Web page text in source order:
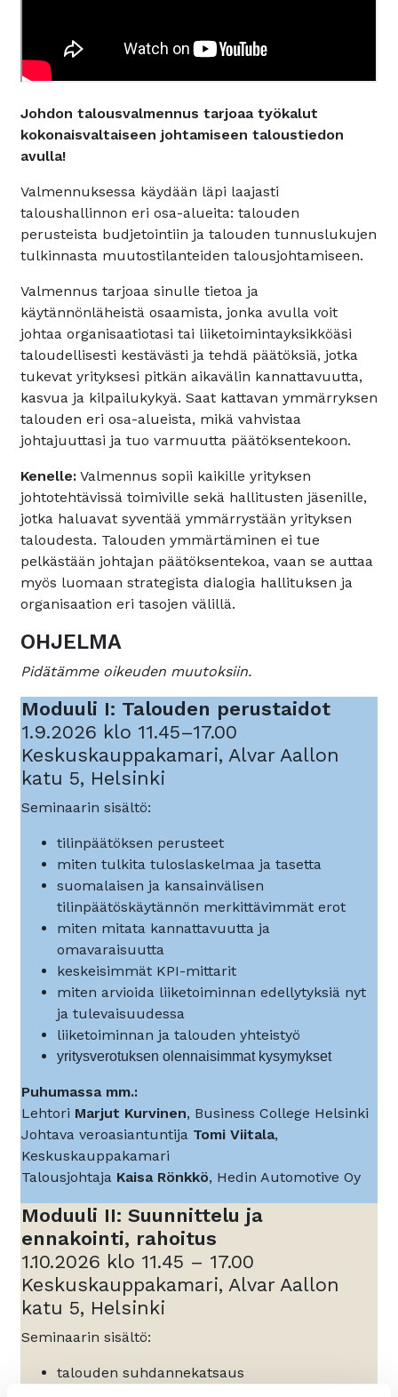
Johdon talousvalmennus tarjoaa työkalut
kokonaisvaltaiseen johtamiseen taloustiedon
avulla!
Valmennuksessa käydään läpi laajasti
taloushallinnon eri osa-alueita: talouden
perusteista budjetointiin ja talouden tunnuslukujen
tulkinnasta muutostilanteiden talousjohtamiseen.
Valmennus tarjoaa sinulle tietoa ja
käytännönläheistä osaamista, jonka avulla voit
johtaa organisaatiotasi tai liiketoimintayksikköäsi
taloudellisesti kestävästi ja tehdä päätöksiä, jotka
tukevat yrityksesi pitkän aikavälin kannattavuutta,
kasvua ja kilpailukykyä. Saat kattavan ymmärryksen
talouden eri osa-alueista, mikä vahvistaa
johtajuuttasi ja tuo varmuutta päätöksentekoon.
Kenelle: Valmennus sopii kaikille yrityksen
johtotehtävissä toimiville sekä hallitusten jäsenille,
jotka haluavat syventää ymmärrystään yrityksen
taloudesta. Talouden ymmärtäminen ei tue
pelkästään johtajan päätöksentekoa, vaan se auttaa
myös luomaan strategista dialogia hallituksen ja
organisaation eri tasojen välillä.
OHJELMA
Pidätämme oikeuden muutoksiin.
Moduuli I: Talouden perustaidot
1.9.2026 klo 11.45–17.00
Keskuskauppakamari, Alvar Aallon
katu 5, Helsinki
Seminaarin sisältö:
tilinpäätöksen perusteet
miten tulkita tuloslaskelmaa ja tasetta
suomalaisen ja kansainvälisen
tilinpäätöskäytännön merkittävimmät erot
miten mitata kannattavuutta ja
omavaraisuutta
keskeisimmät KPI-mittarit
miten arvioida liiketoiminnan edellytyksiä nyt
ja tulevaisuudessa
liiketoiminnan ja talouden yhteistyö
yritysverotuksen olennaisimmat kysymykset
Puhumassa mm.:
Lehtori Marjut Kurvinen, Business College Helsinki
Johtava veroasiantuntija Tomi Viitala,
Keskuskauppakamari
Talousjohtaja Kaisa Rönkkö, Hedin Automotive Oy
Moduuli II: Suunnittelu ja
ennakointi, rahoitus
1.10.2026 klo 11.45 – 17.00
Keskuskauppakamari, Alvar Aallon
katu 5, Helsinki
Seminaarin sisältö:
talouden suhdannekatsaus